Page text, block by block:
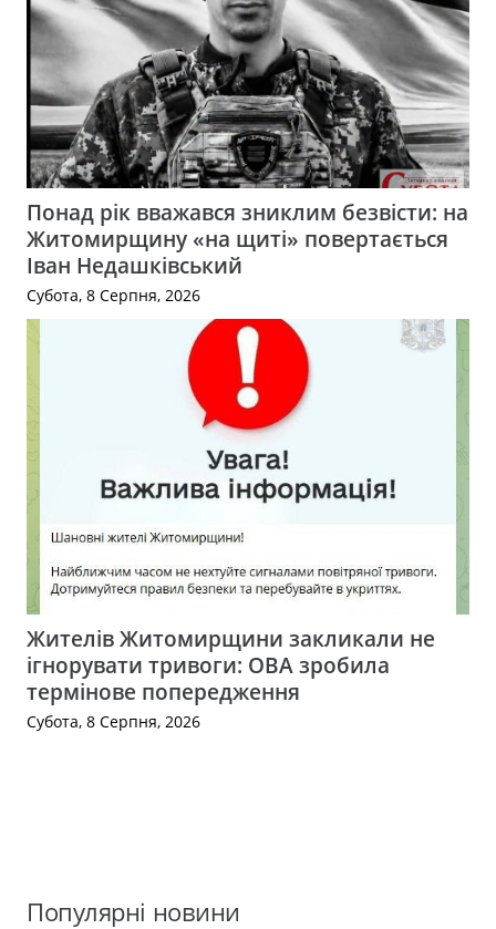
Понад рік вважався зниклим безвісти: на
Житомирщину «на щиті» повертається
Іван Недашківський
Субота, 8 Серпня, 2026
Жителів Житомирщини закликали не
ігнорувати тривоги: ОВА зробила
термінове попередження
Субота, 8 Серпня, 2026
Популярні новини